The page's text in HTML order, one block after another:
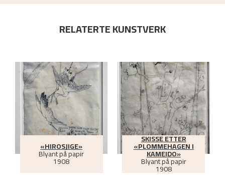
RELATERTE KUNSTVERK
«HIROSJIGE»
Blyant på papir
1908
SKISSE ETTER
«PLOMMEHAGEN I
KAMEIDO»
Blyant på papir
1908